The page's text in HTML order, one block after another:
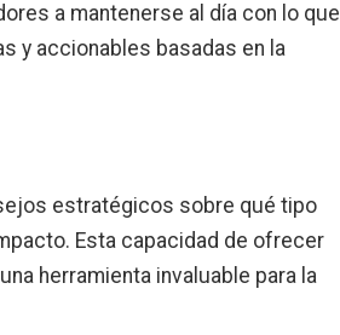
a mantenerse al día con lo que
y accionables basadas en la
estratégicos sobre qué tipo
Esta capacidad de ofrecer
herramienta invaluable para la